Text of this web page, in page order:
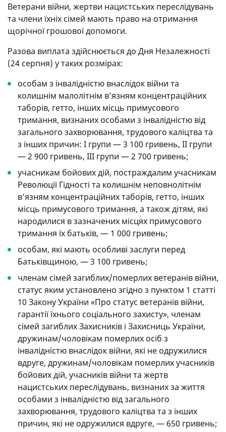
Ветерани війни, жертви нацистських переслідувань
та члени їхніх сімей мають право на отримання
щорічної грошової допомоги.
Разова виплата здійснюється до Дня Незалежності
(24 серпня) у таких розмірах:
особам з інвалідністю внаслідок війни та
колишнім малолітнім в’язням концентраційних
таборів, гетто, інших місць примусового
тримання, визнаних особами з інвалідністю від
загального захворювання, трудового каліцтва та
з інших причин: I групи — 3 100 гривень, II групи
— 2 900 гривень, III групи — 2 700 гривень;
учасникам бойових дій, постраждалим учасникам
Революції Гідності та колишнім неповнолітнім
в’язням концентраційних таборів, гетто, інших
місць примусового тримання, а також дітям, які
народилися в зазначених місцях примусового
тримання їх батьків, — 1 000 гривень;
особам, які мають особливі заслуги перед
Батьківщиною, — 3 100 гривень;
членам сімей загиблих/померлих ветеранів війни,
статус яким установлено згідно з пунктом 1 статті
10 Закону України «Про статус ветеранів війни,
гарантії їхнього соціального захисту», членам
сімей загиблих Захисників і Захисниць України,
дружинам/чоловікам померлих осіб з
інвалідністю внаслідок війни, які не одружилися
вдруге, дружинам/чоловікам померлих учасників
бойових дій, учасників війни та жертв
нацистських переслідувань, визнаних за життя
особами з інвалідністю від загального
захворювання, трудового каліцтва та з інших
причин, які не одружилися вдруге, — 650 гривень;